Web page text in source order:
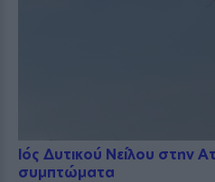
Ιός Δυτικού Νείλου στην
συμπτώματα